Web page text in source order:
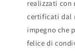
realizzati con
certificati dal
impegno che
felice di